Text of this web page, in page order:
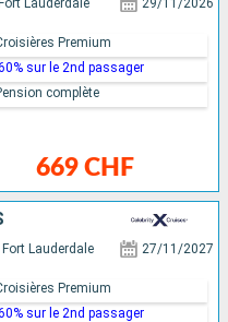
Fort Lauderdale 29/11/2026
669 CHF
Premium
sur le 2nd passager
complète
Fort Lauderdale 27/11/2027
Premium
sur le 2nd passager